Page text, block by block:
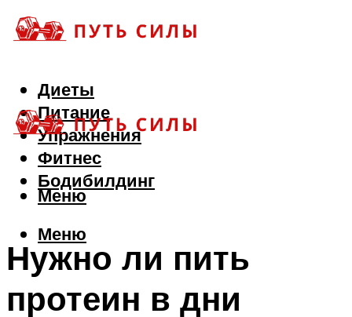
Диеты
Питание
Упражнения
Фитнес
Бодибилдинг
Меню
Меню
Нужно ли пить
протеин в дни